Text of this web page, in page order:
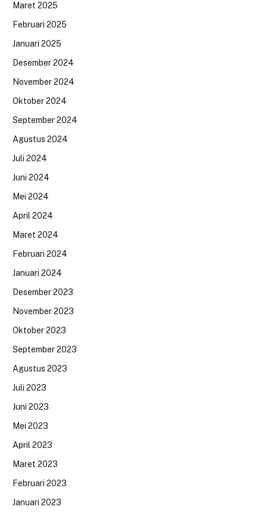
Maret 2025
Februari 2025
Januari 2025
Desember 2024
November 2024
Oktober 2024
September 2024
Agustus 2024
Juli 2024
Juni 2024
Mei 2024
April 2024
Maret 2024
Februari 2024
Januari 2024
Desember 2023
November 2023
Oktober 2023
September 2023
Agustus 2023
Juli 2023
Juni 2023
Mei 2023
April 2023
Maret 2023
Februari 2023
Januari 2023